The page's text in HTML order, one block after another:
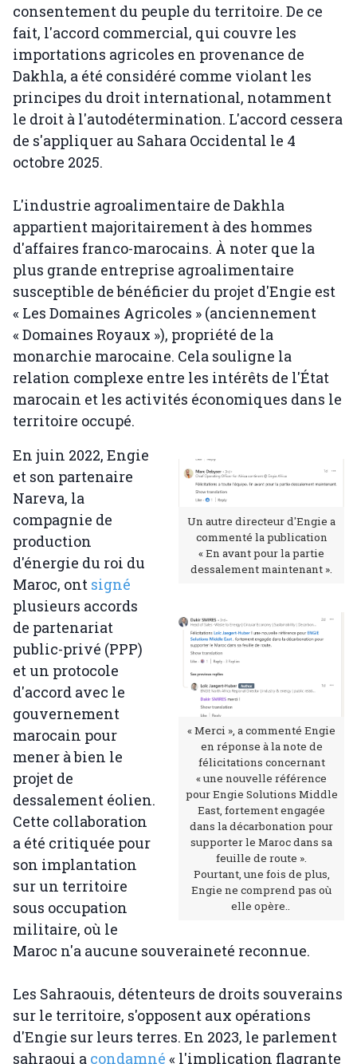
consentement du peuple du territoire. De ce
fait, l'accord commercial, qui couvre les
importations agricoles en provenance de
Dakhla, a été considéré comme violant les
principes du droit international, notamment
le droit à l'autodétermination. L'accord cessera
de s'appliquer au Sahara Occidental le 4
octobre 2025.
L'industrie agroalimentaire de Dakhla
appartient majoritairement à des hommes
d'affaires franco-marocains. À noter que la
plus grande entreprise agroalimentaire
susceptible de bénéficier du projet d'Engie est
« Les Domaines Agricoles » (anciennement
« Domaines Royaux »), propriété de la
monarchie marocaine. Cela souligne la
relation complexe entre les intérêts de l'État
marocain et les activités économiques dans le
territoire occupé.
Un autre directeur d'Engie a
commenté la publication
« En avant pour la partie
dessalement maintenant ».
« Merci », a commenté Engie
en réponse à la note de
félicitations concernant
« une nouvelle référence
pour Engie Solutions Middle
East, fortement engagée
dans la décarbonation pour
supporter le Maroc dans sa
feuille de route ».
Pourtant, une fois de plus,
Engie ne comprend pas où
elle opère..
En juin 2022, Engie
et son partenaire
Nareva, la
compagnie de
production
d'énergie du roi du
Maroc, ont signé
plusieurs accords
de partenariat
public-privé (PPP)
et un protocole
d'accord avec le
gouvernement
marocain pour
mener à bien le
projet de
dessalement éolien.
Cette collaboration
a été critiquée pour
son implantation
sur un territoire
sous occupation
militaire, où le
Maroc n'a aucune souveraineté reconnue.
Les Sahraouis, détenteurs de droits souverains
sur le territoire, s'opposent aux opérations
d'Engie sur leurs terres. En 2023, le parlement
sahraoui a condamné « l'implication flagrante